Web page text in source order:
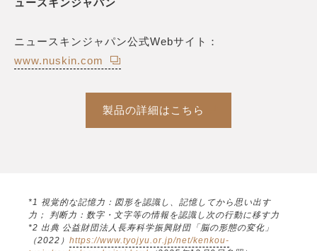
ュースキンジャパン
ニュースキンジャパン公式Webサイト：
www.nuskin.com
製品の詳細はこちら
*1 視覚的な記憶力：図形を認識し、記憶してから思い出す
力； 判断力：数字・文字等の情報を認識し次の行動に移す力
*2 出典 公益財団法人長寿科学振興財団「脳の形態の変化」
（2022） https://www.tyojyu.or.jp/net/kenkou-